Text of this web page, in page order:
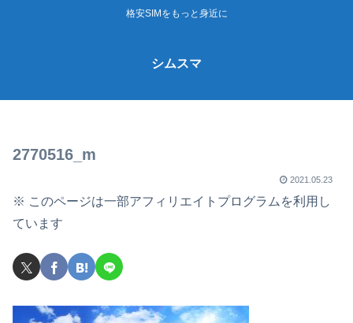
格安SIMをもっと身近に
シムスマ
2770516_m
2021.05.23
※ このページは一部アフィリエイトプログラムを利用し
ています